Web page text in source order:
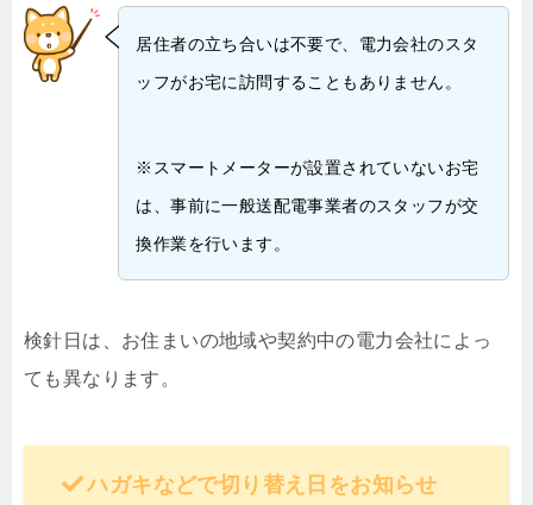
居住者の立ち合いは不要で、電力会社のスタ
ッフがお宅に訪問することもありません。
※スマートメーターが設置されていないお宅
は、事前に一般送配電事業者のスタッフが交
換作業を行います。
検針日は、お住まいの地域や契約中の電力会社によっ
ても異なります。
ハガキなどで切り替え日をお知らせ